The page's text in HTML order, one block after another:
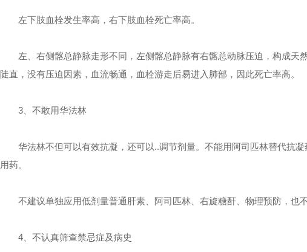
中医科 骨科
左下肢血栓发生率高，右下肢血栓死亡率高。
左、右侧髂总静脉走形不同，左侧髂总静脉有右髂总动脉压迫，构成
陡直，没有压迫因素，血流畅通，血栓游走后易进入肺部，因此死亡率高。
3、不敢用华法林
华法林不但可以有效抗凝，还可以..调节剂量。不能用阿司匹林替代抗
用药。
不建议单独应用低剂量普通肝素、阿司匹林、右旋糖酐、物理预防，也
4、不认真筛查禁忌症及病史